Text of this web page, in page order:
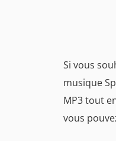
Si vous
musique
MP3 tout
vous